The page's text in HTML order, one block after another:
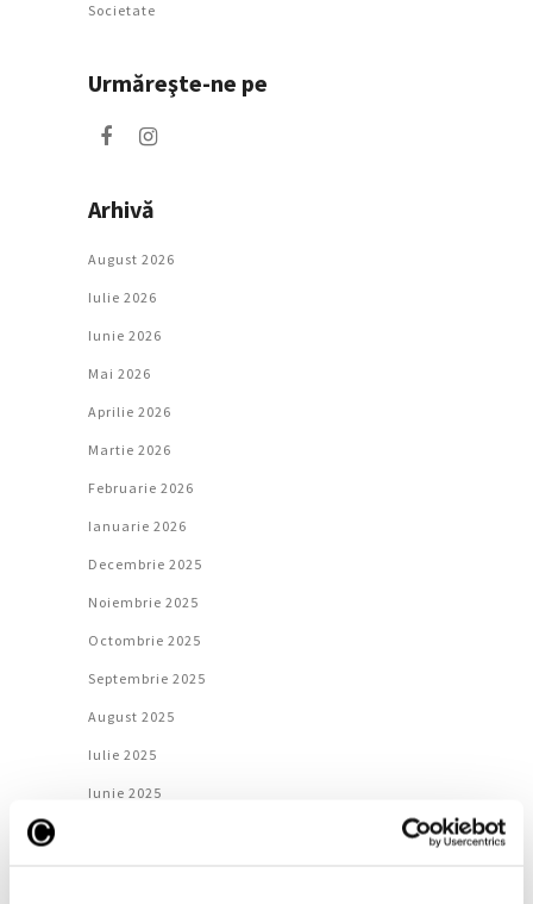
Societate
Urmăreşte-ne pe
Arhivă
August 2026
Iulie 2026
Iunie 2026
Mai 2026
Aprilie 2026
Martie 2026
Februarie 2026
Ianuarie 2026
Decembrie 2025
Noiembrie 2025
Octombrie 2025
Septembrie 2025
August 2025
Iulie 2025
Iunie 2025